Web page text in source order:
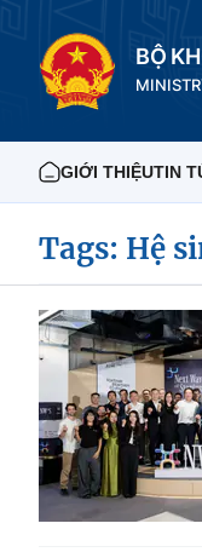
BỘ
GIỚI THIỆUTIN
Tags: Hệ